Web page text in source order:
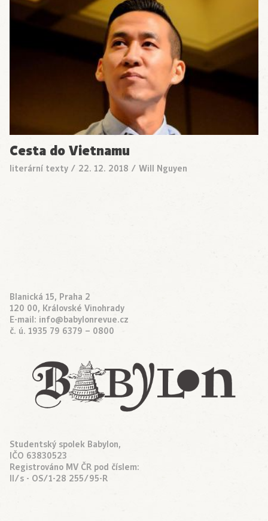
Cesta do Vietnamu
literární texty / 22. 12. 2018 / Will Nguyen
Blanická 15, Praha 2
120 00, Královské Vinohrady
E-mail: info@babylonrevue.cz
č. ú. 1935 79 6379 – 0800
Studentský spolek Babylon,
IČO 63830523
Registrováno MV ČR pod číslem:
II/s - OS/1-28 255/95-R